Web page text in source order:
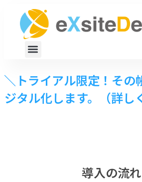
＼トライアル限定！その
ジタル化します。（詳し
導入の流れ